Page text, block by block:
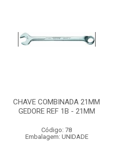
CHAVE COMBINADA 21MM
GEDORE REF 1B - 21MM
Código: 78
Embalagem: UNIDADE